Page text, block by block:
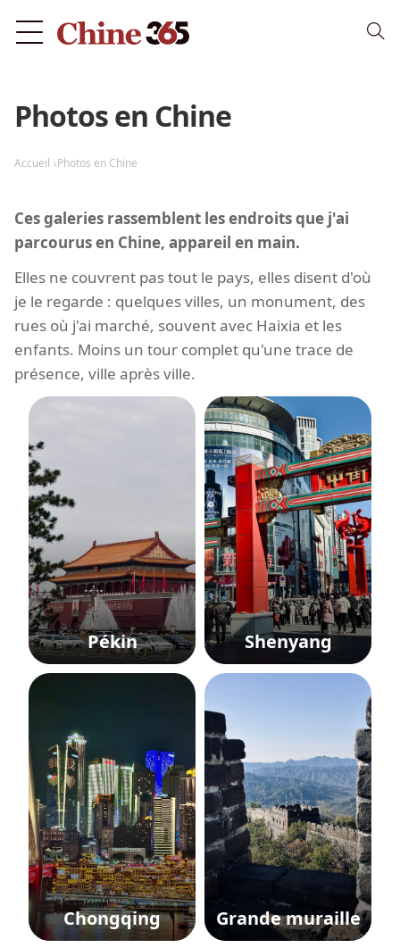
Photos en Chine
Accueil Photos en Chine
Ces galeries rassemblent les endroits que j'ai
parcourus en Chine, appareil en main.
Elles ne couvrent pas tout le pays, elles disent d'où
je le regarde : quelques villes, un monument, des
rues où j'ai marché, souvent avec Haixia et les
enfants. Moins un tour complet qu'une trace de
présence, ville après ville.
Pékin Shenyang
Chongqing Grande muraille